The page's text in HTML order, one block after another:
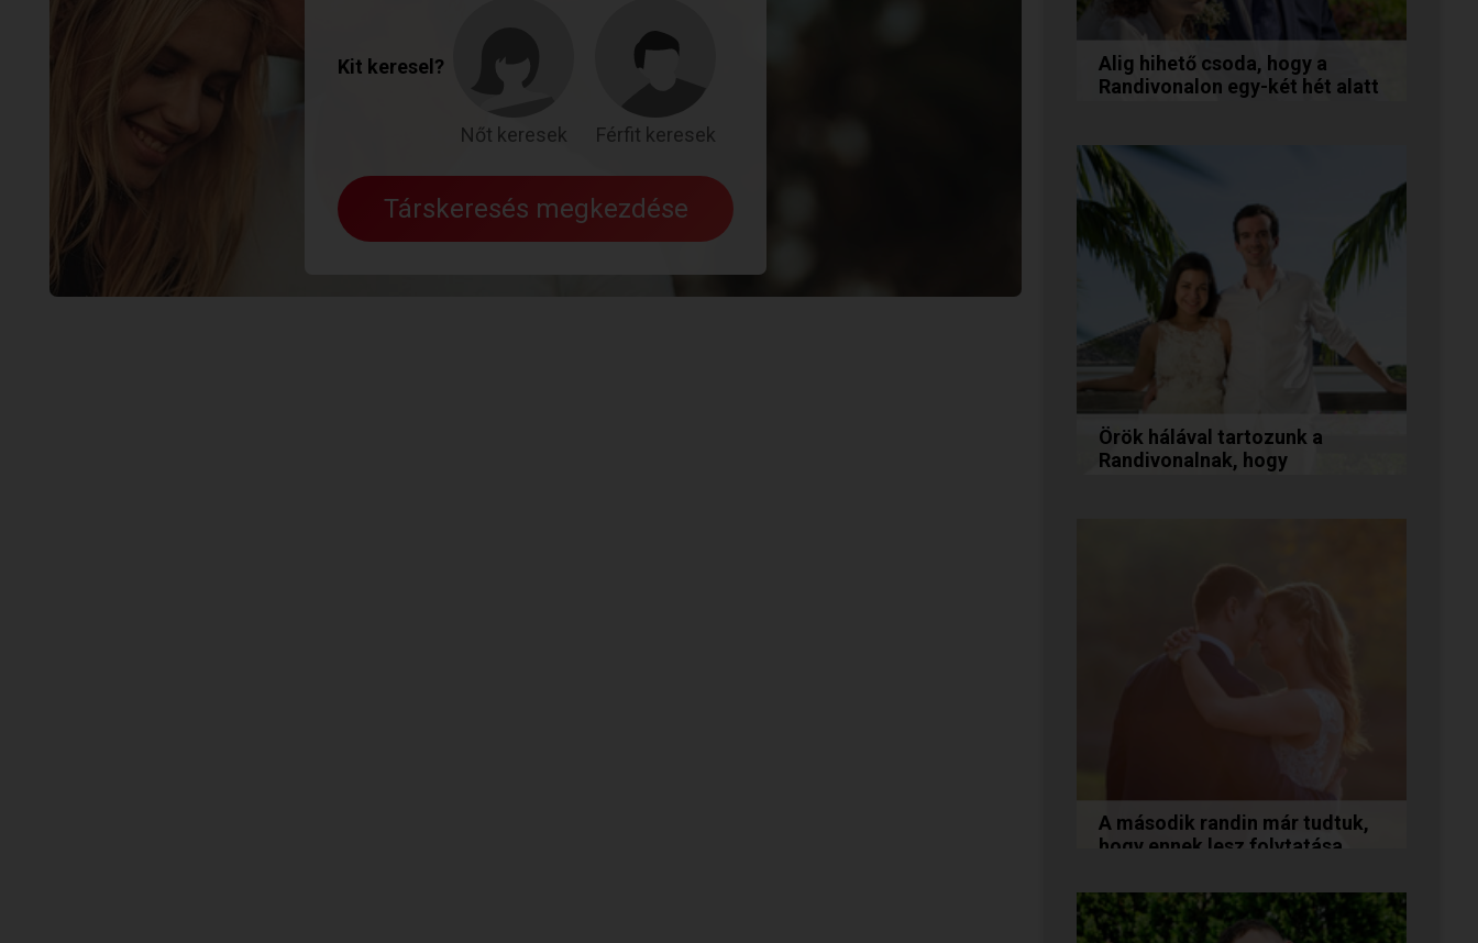
Kit keresel?
Nőt keresek Férfit keresek
Társkeresés megkezdése
Alig hihető csoda, hogy a
Randivonalon egy-két hét alatt
Teodóra és Zsolt nem a
könnyebb utat választották,
hanem a szerelmet, amely
minden akadály legyőzésével
egyre erősebbé...
Örök hálával tartozunk a
Randivonalnak, hogy
A második randin már tudtuk,
hogy ennek lesz folytatása...
Jocó küldte nekünk, akik a
Randivonal oldalán találták meg